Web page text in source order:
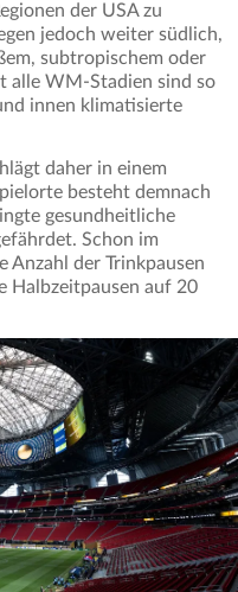
der USA zu
jedoch weiter südlich,
subtropischem oder
alle WM-Stadien sind so
innen klimatisierte
daher in einem
besteht demnach
gesundheitliche
Schon im
Anzahl der Trinkpausen
Halbzeitpausen auf 20